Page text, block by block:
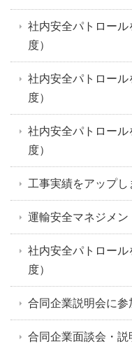
社内安全パトロー
度）
社内安全パトロー
度）
社内安全パトロー
度）
工事実績をアップし
運輸安全マネジメン
社内安全パトロー
度）
合同企業説明会に参
合同企業面談会・説